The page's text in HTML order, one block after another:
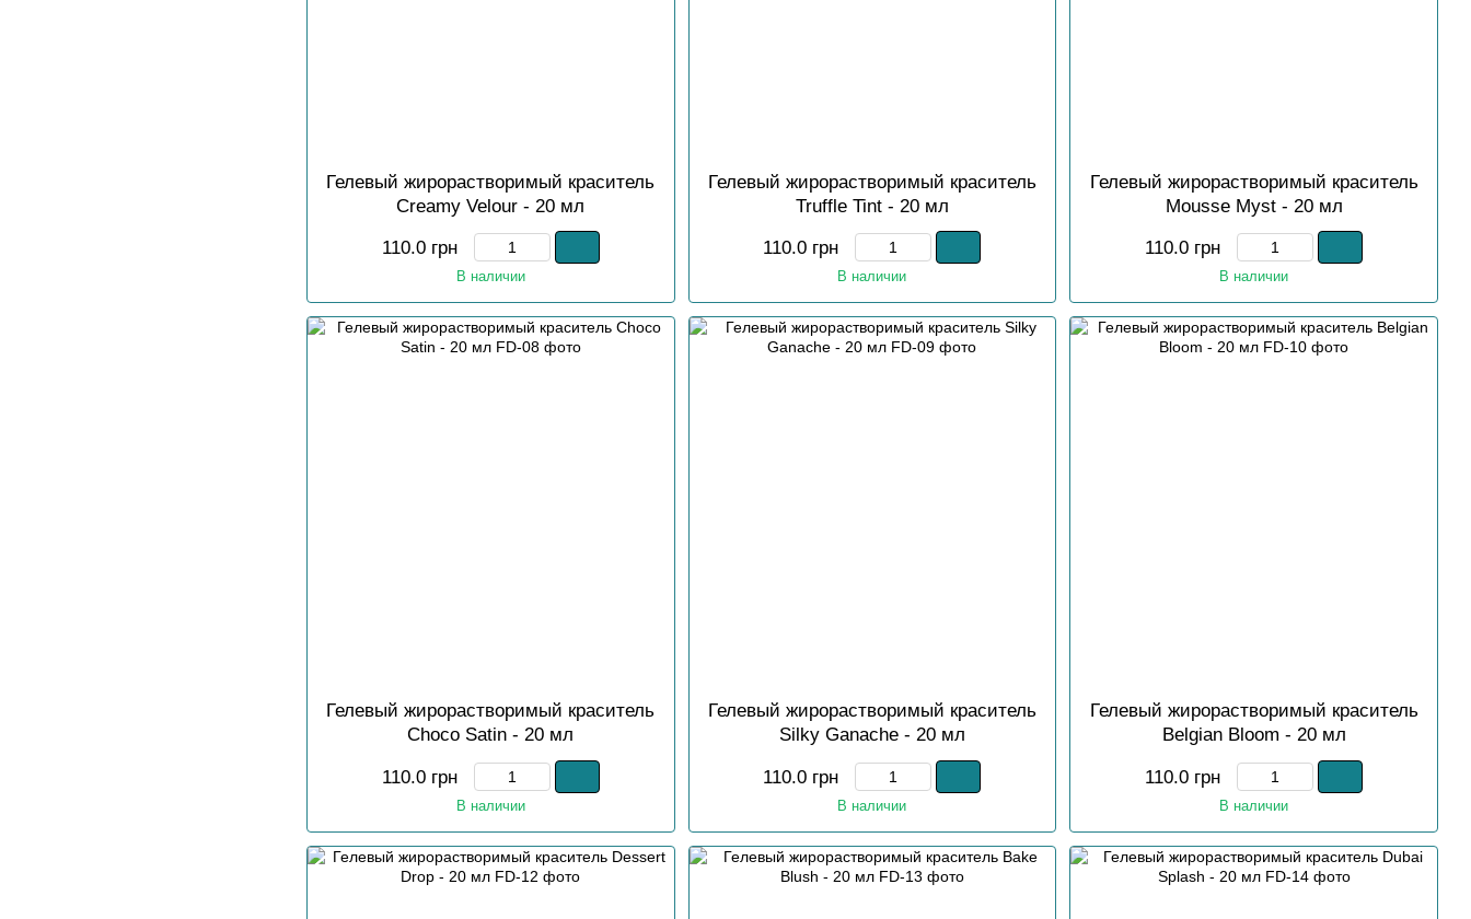
Гелевый жирорастворимый краситель
Creamy Velour - 20 мл
110.0 грн
В наличии
Гелевый жирорастворимый краситель
Truffle Tint - 20 мл
110.0 грн
В наличии
Гелевый жирорастворимый краситель
Mousse Myst - 20 мл
110.0 грн
В наличии
Гелевый жирорастворимый краситель
Choco Satin - 20 мл
110.0 грн
В наличии
Гелевый жирорастворимый краситель
Silky Ganache - 20 мл
110.0 грн
В наличии
Гелевый жирорастворимый краситель
Belgian Bloom - 20 мл
110.0 грн
В наличии